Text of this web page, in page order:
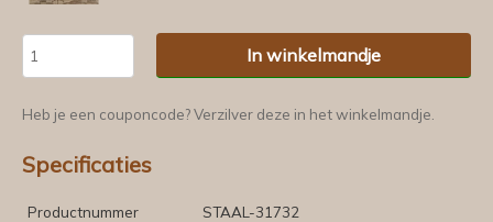
In winkelmandje
Heb je een couponcode? Verzilver deze in het winkelmandje.
Specificaties
Productnummer
STAAL-31732